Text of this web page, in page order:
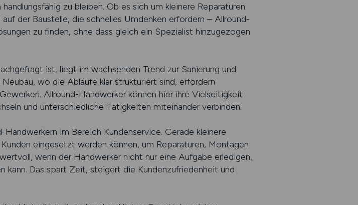
zu bleiben. Ob es sich um kleinere Reparaturen
der Baustelle, die schnelles Umdenken erfordern – Allround-
zu finden, ohne dass gleich ein Spezialist hinzugezogen
ist, liegt im wachsenden Trend zur Sanierung und
wo die Abläufe klar strukturiert sind, erfordern
Allround-Handwerker können hier ihre Vielseitigkeit
und unterschiedliche Tätigkeiten miteinander verbinden.
im Bereich Kundenservice. Gerade kleinere
eingesetzt werden können, um Reparaturen, Montagen
wenn der Handwerker nicht nur eine Aufgabe erledigen,
kann. Das spart Zeit, steigert die Kundenzufriedenheit und